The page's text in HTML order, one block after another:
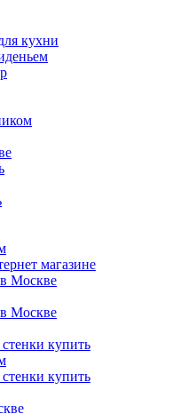
кухни
магазине
Москве
Москве
купить
купить